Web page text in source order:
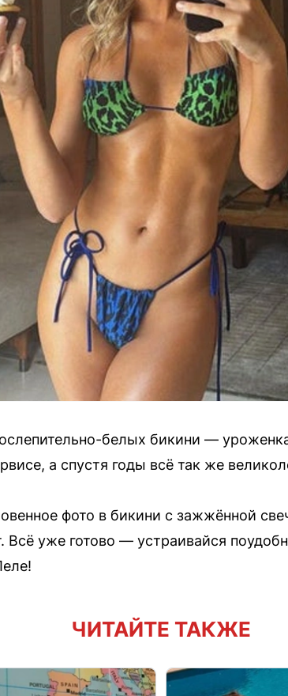
белых бикини —
а спустя годы всё так же
фото в бикини с зажжённой
уже готово — устраивайся
ЧИТАЙТЕ ТАКЖЕ